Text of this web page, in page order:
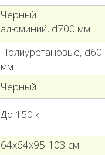
Черный
алюминий, d700 мм
Полиуретановые, d60
мм
Черный
До 150 кг
64х64х95-103 см